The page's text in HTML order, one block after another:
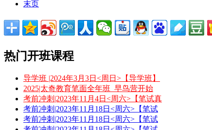
末页
热门开班课程
导学班 |2024年3月3日<周日>【导学班】
2025|太奇教育笔面全年班_早鸟营开始
考前冲刺|2023年11月4日<周六>【笔试真
考前冲刺|2023年11月18日<周六>【笔试
考前冲刺|2023年11月18日<周六>【笔试